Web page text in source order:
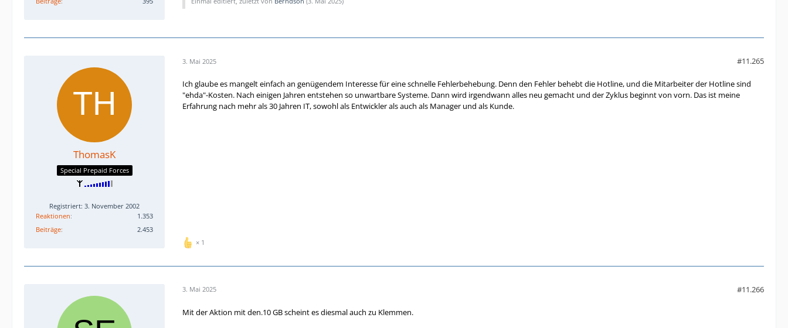
ThomasK
Special Prepaid Forces
Registriert: 3. November 2002
Reaktionen
1.353
Beiträge
2.453
3. Mai 2025 #11.265
Ich glaube es mangelt einfach an genügendem Interesse für eine schnelle Fehlerbehebung. Denn den Fehler behebt die Hotline, und die Mitarbeiter der Hotline sind
"ehda"-Kosten. Nach einigen Jahren entstehen so unwartbare Systeme. Dann wird irgendwann alles neu gemacht und der Zyklus beginnt von vorn. Das ist meine
Erfahrung nach mehr als 30 Jahren IT, sowohl als Entwickler als auch als Manager und als Kunde.
1
3. Mai 2025 #11.266
Mit der Aktion mit den.10 GB scheint es diesmal auch zu Klemmen.